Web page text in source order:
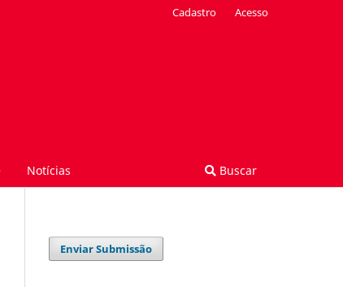
Notícias Buscar
Cadastro Acesso
Enviar Submissão